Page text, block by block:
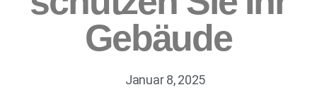
Gebäude
Januar 8, 2025